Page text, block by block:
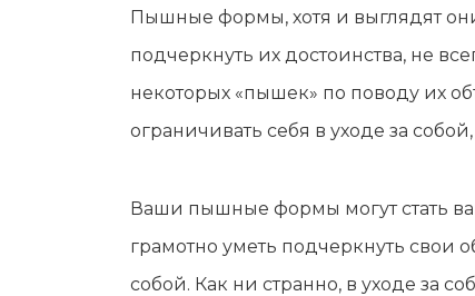
Пышные формы, хотя и выглядят
подчеркнуть их достоинства, не
некоторых «пышек» по поводу их
ограничивать себя в уходе за
Ваши пышные формы могут стать
грамотно уметь подчеркнуть свои
собой. Как ни странно, в уходе за